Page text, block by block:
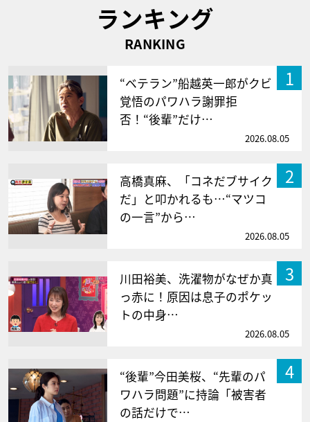
ランキング
RANKING
1
“ベテラン”船越英一郎がクビ
覚悟のパワハラ謝罪拒
否！“後輩”だけ…
2026.08.05
2
高橋真麻、「コネだブサイク
だ」と叩かれるも…“マツコ
の一言”から…
2026.08.05
3
川田裕美、洗濯物がなぜか真
っ赤に！原因は息子のポケッ
トの中身…
2026.08.05
4
“後輩”今田美桜、“先輩のパ
ワハラ問題”に持論「被害者
の話だけで…